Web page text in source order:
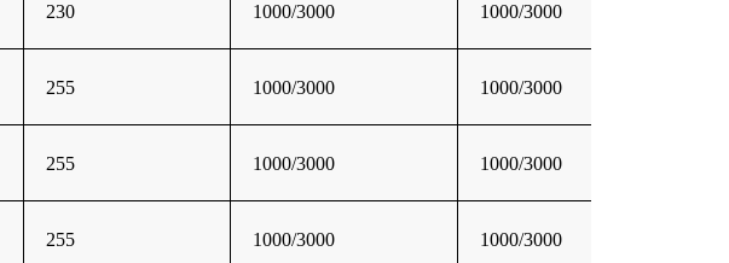
230 1000/3000 1000/3000
255 1000/3000 1000/3000
255 1000/3000 1000/3000
255 1000/3000 1000/3000